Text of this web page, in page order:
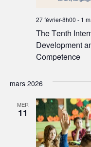
The Tenth
Development
Competence
27 février-8h00 - 1
mars 2026
MER
11